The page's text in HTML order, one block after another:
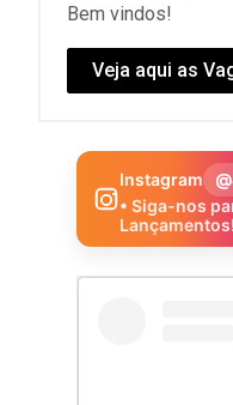
Bem vindos!
Veja aqui as
Instagram
• Siga-nos
Lançamentos!